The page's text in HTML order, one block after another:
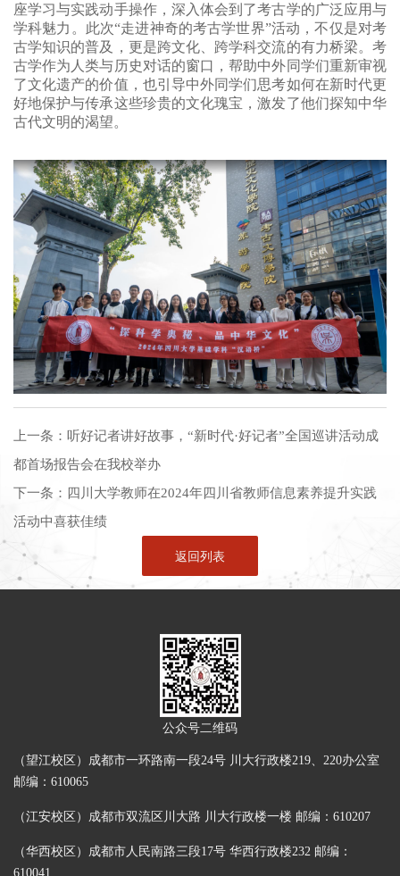
座学习与实践动手操作，深入体会到了考古学的广泛应用与
学科魅力。此次“走进神奇的考古学世界”活动，不仅是对考
古学知识的普及，更是跨文化、跨学科交流的有力桥梁。考
古学作为人类与历史对话的窗口，帮助中外同学们重新审视
了文化遗产的价值，也引导中外同学们思考如何在新时代更
好地保护与传承这些珍贵的文化瑰宝，激发了他们探知中华
古代文明的渴望。
上一条： 听好记者讲好故事，“新时代·好记者”全国巡讲活动成
都首场报告会在我校举办
下一条： 四川大学教师在2024年四川省教师信息素养提升实践
活动中喜获佳绩
返回列表
公众号二维码
（望江校区）成都市一环路南一段24号 川大行政楼219、220办公室
邮编：610065
（江安校区）成都市双流区川大路 川大行政楼一楼 邮编：610207
（华西校区）成都市人民南路三段17号 华西行政楼232 邮编：
610041